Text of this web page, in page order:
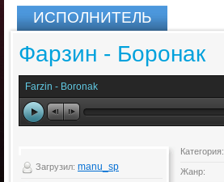
ИСПОЛНИТЕЛЬ
Фарзин - Боронак
Farzin - Boronak
Загрузил: manu_sp
Категория:
Жанр: